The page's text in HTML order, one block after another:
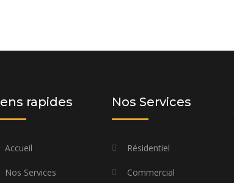
rapides
Accueil
Nos Services
Nos Services
Résidentiel
Commercial